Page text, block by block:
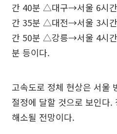
간 40분 △대구→서울 6시
간 35분 △대전→서울 3시
간 50분 △강릉→서울 4시
분 등이다.
고속도로 정체 현상은 서울
절정에 달할 것으로 보인다
해소될 전망이다.